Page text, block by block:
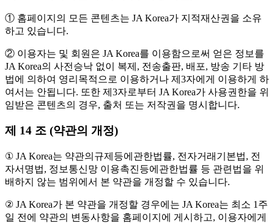
① 홈페이지의 모든 콘텐츠는 JA Korea가 지적재산권을 소유
하고 있습니다.
② 이용자는 및 회원은 JA Korea를 이용함으로써 얻은 정보를
JA Korea의 사전승낙 없이 복제, 전송출판, 배포, 방송 기타 방
법에 의하여 영리목적으로 이용하거나 제3자에게 이용하게 하
여서는 안됩니다. 또한 제3자로부터 JA Korea가 사용권한을 위
임받은 콘텐츠의 경우, 출처 또는 저작권을 명시합니다.
제 14 조 (약관의 개정)
① JA Korea는 약관의규제등에관한법률, 전자거래기본법, 전
자서명법, 정보통신망 이용촉진등에관한법률 등 관련법을 위
배하지 않는 범위에서 본 약관을 개정할 수 있습니다.
② JA Korea가 본 약관을 개정할 경우에는 JA Korea는 최소 1주
일 전에 약관의 변동사항을 홈페이지에 게시하고, 이용자에게